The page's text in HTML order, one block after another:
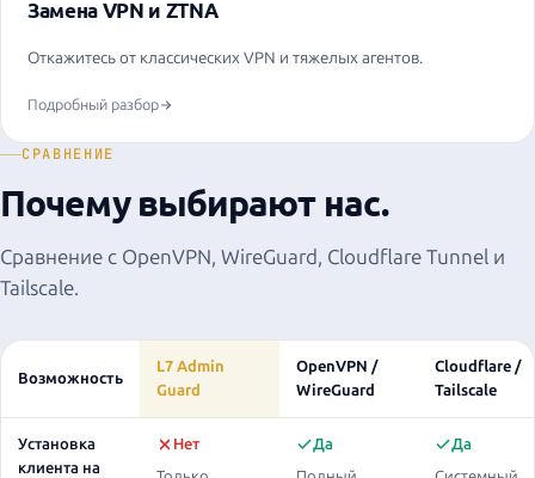
Замена VPN и ZTNA
Откажитесь от классических VPN и тяжелых агентов.
Подробный разбор
СРАВНЕНИЕ
Почему выбирают нас.
Сравнение с OpenVPN, WireGuard, Cloudflare Tunnel и
Tailscale.
Возможность
L7 Admin
Guard
OpenVPN /
WireGuard
Cloudflare /
Tailscale
Установка
клиента на
Нет
Да
Да